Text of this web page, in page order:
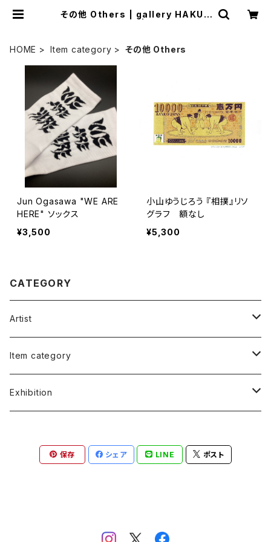
その他 Others | gallery HAKUS
HOME Item category その他 Others
Jun Ogasawa "WE ARE
HERE" ソックス
¥3,500
小山ゆうじろう 『相撲』リソ
グラフ 額なし
¥5,300
CATEGORY
Artist
福谷たかし Takashi Fukutani
小笠原 純 Jun Ogasawara
原葉太 Hara Youta
宮西計三 Keizo Miyanishi
Item category
書籍 Books
版画 Screen Print
Exhibition
安部コウセイ イラスト展
土屋慎吾「エロスの神話」
保存 シェア LINE ポスト